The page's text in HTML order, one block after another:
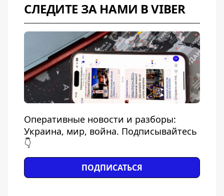
СЛЕДИТЕ ЗА НАМИ В VIBER
Оперативные новости и разборы:
Украина, мир, война. Подписывайтесь
👇
ПОДПИСАТЬСЯ